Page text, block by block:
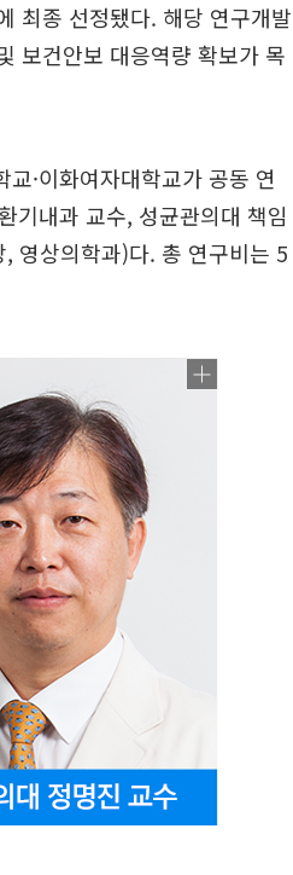
최종 선정됐다. 해당 연구개발
보건안보 대응역량 확보가 목
·이화여자대학교가 공동 연
기내과 교수, 성균관의대 책임
영상의학과)다. 총 연구비는 5